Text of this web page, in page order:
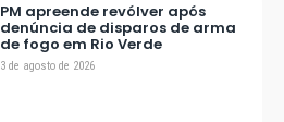
PM apreende revólver após
denúncia de disparos de arma
de fogo em Rio Verde
3 de agosto de 2026